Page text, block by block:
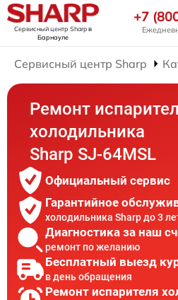
Сервисный центр Sharpв
Барнауле
+7
Сервисный центр Sharp
Ремонт
холодильника
Sharp SJ-64MSL
Официальный сервис
Гарантийное
холодильника Sharp до 3
Диагностика за наш
ремонт по желанию
Бесплатный выезд
в день обращения
Ремонт испарителя